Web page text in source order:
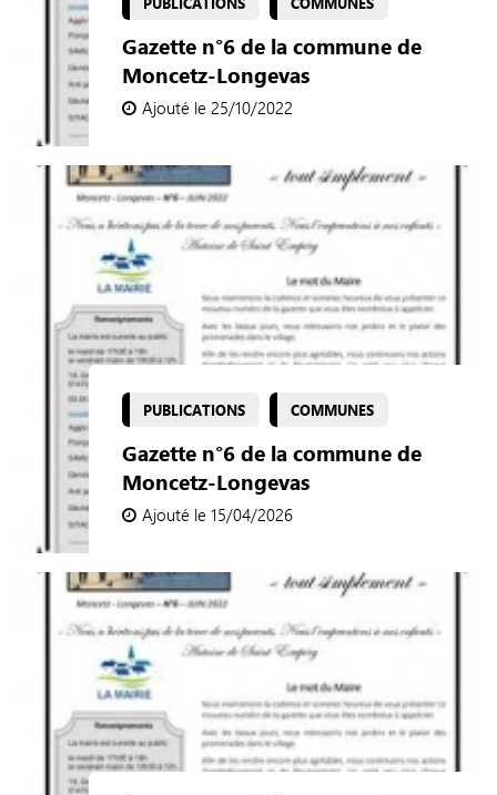
Gazette n°6 de la commune de
Moncetz-Longevas
Ajouté le 25/10/2022
PUBLICATIONS COMMUNES
Gazette n°6 de la commune de
Moncetz-Longevas
Ajouté le 15/04/2026